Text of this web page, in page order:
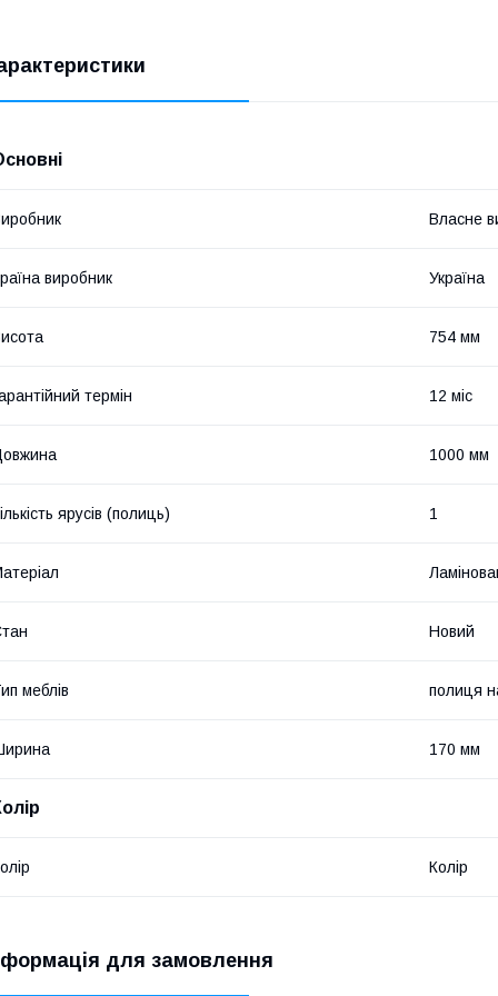
Власне
виробник Україна
754 мм
термін 12 міс
1000 мм
ярусів (полиць) 1
Новий
меблів полиця
170 мм
Колір
для замовлення